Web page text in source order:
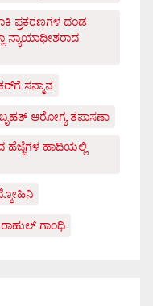
ಪ್ರಕರಣಗಳ ದಂಡ
ನ್ಯಾಯಾಧೀಶರಾದ
ಸನ್ಮಾನ
ಆರೋಗ್ಯ ತಪಾಸಣಾ
ಹಾದಿಯಲ್ಲಿ
ಗಾಂಧಿ